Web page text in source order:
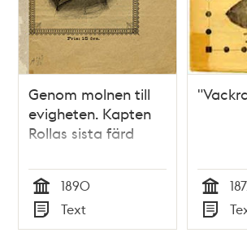
Genom molnen till
evigheten. Kapten
Rollas sista färd
Tid
1890
Typ
Text Tid
Typ